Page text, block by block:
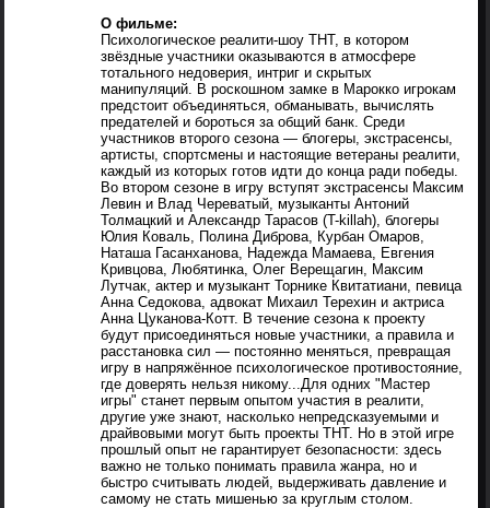
О фильме:
Психологическое реалити-шоу ТНТ, в котором
звёздные участники оказываются в атмосфере
тотального недоверия, интриг и скрытых
манипуляций. В роскошном замке в Марокко игрокам
предстоит объединяться, обманывать, вычислять
предателей и бороться за общий банк. Среди
участников второго сезона — блогеры, экстрасенсы,
артисты, спортсмены и настоящие ветераны реалити,
каждый из которых готов идти до конца ради победы.
Во втором сезоне в игру вступят экстрасенсы Максим
Левин и Влад Череватый, музыканты Антоний
Толмацкий и Александр Тарасов (T-killah), блогеры
Юлия Коваль, Полина Диброва, Курбан Омаров,
Наташа Гасанханова, Надежда Мамаева, Евгения
Кривцова, Любятинка, Олег Верещагин, Максим
Лутчак, актер и музыкант Торнике Квитатиани, певица
Анна Седокова, адвокат Михаил Терехин и актриса
Анна Цуканова-Котт. В течение сезона к проекту
будут присоединяться новые участники, а правила и
расстановка сил — постоянно меняться, превращая
игру в напряжённое психологическое противостояние,
где доверять нельзя никому...Для одних "Мастер
игры" станет первым опытом участия в реалити,
другие уже знают, насколько непредсказуемыми и
драйвовыми могут быть проекты ТНТ. Но в этой игре
прошлый опыт не гарантирует безопасности: здесь
важно не только понимать правила жанра, но и
быстро считывать людей, выдерживать давление и
самому не стать мишенью за круглым столом.